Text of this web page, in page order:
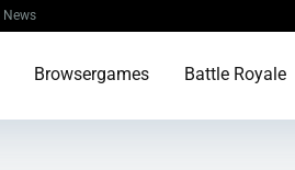
News
Browsergames Battle Royale